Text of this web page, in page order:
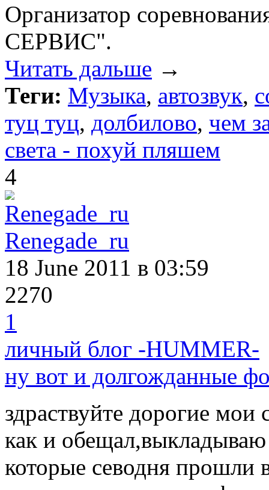
Организатор
СЕРВИС".
Читать дальше →
Теги: Музыка, автозвук,
туц туц, долбилово, чем
света - похуй пляшем
4
Renegade_ru
18 June 2011 в 03:59
2270
1
личный блог -HUMMER-
ну вот и долгожданные
здраствуйте дорогие мои
как и
которые севодня прошли